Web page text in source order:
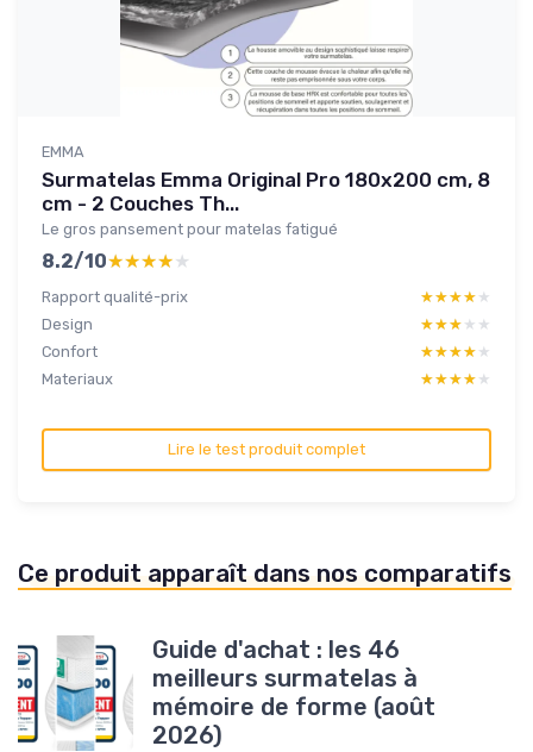
EMMA
Surmatelas Emma Original Pro 180x200 cm, 8
cm - 2 Couches Th...
Le gros pansement pour matelas fatigué
8.2/10★★★★★
★★★★★
Rapport qualité-prix ★★★★★
★★★★★
Design
★★★★★
★★★★★
Confort
★★★★★
★★★★★
Materiaux
★★★★★
★★★★★
Lire le test produit complet
Ce produit apparaît dans nos comparatifs
Guide d'achat : les 46
meilleurs surmatelas à
mémoire de forme (août
2026)